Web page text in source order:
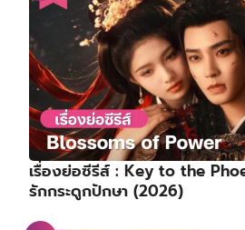
เรื่องย่อซีรีส์ : Key to the
รักกระดูกปักษา (2026)